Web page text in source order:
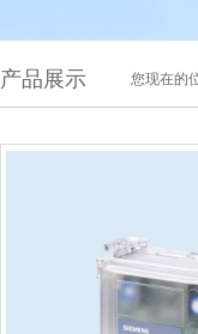
产品展示 您现在的